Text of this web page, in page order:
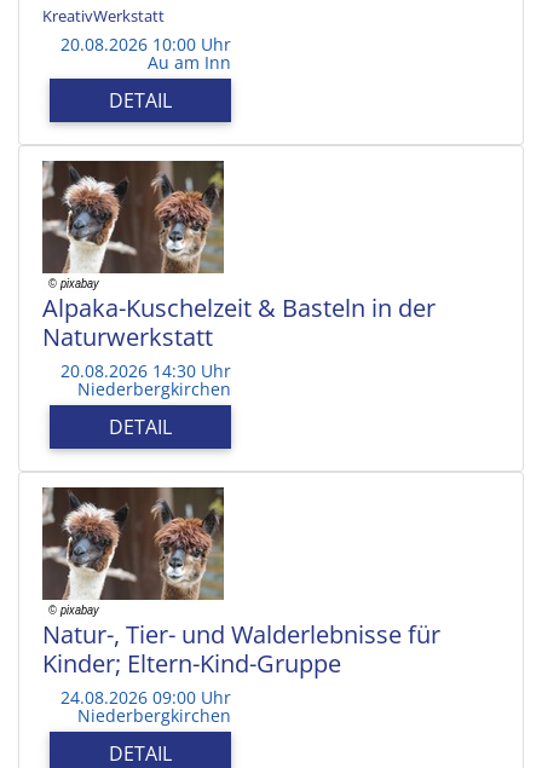
KreativWerkstatt
20.08.2026 10:00 Uhr
Au am Inn
DETAIL
Alpaka-Kuschelzeit & Basteln in der
Naturwerkstatt
20.08.2026 14:30 Uhr
Niederbergkirchen
DETAIL
Natur-, Tier- und Walderlebnisse für
Kinder; Eltern-Kind-Gruppe
24.08.2026 09:00 Uhr
Niederbergkirchen
DETAIL